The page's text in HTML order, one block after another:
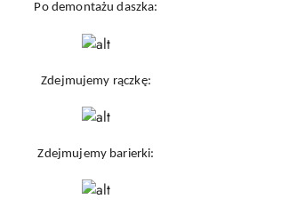
Po demontażu daszka:
Zdejmujemy rączkę:
Zdejmujemy barierki: